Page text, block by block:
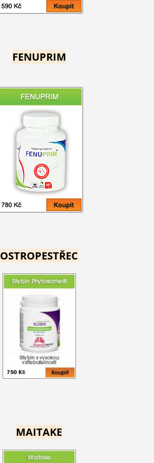
FENUPRIM
OSTROPESTŘEC
MAITAKE